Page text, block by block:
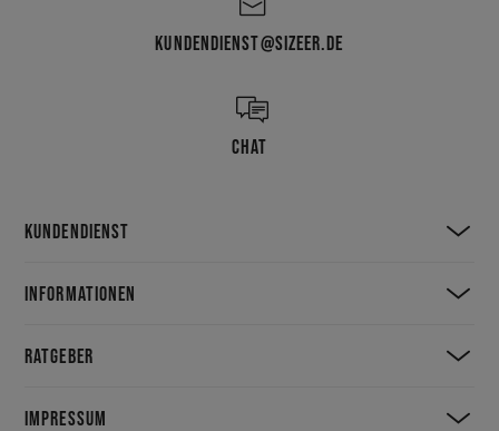
KUNDENDIENST@SIZEER.DE
CHAT
KUNDENDIENST
INFORMATIONEN
RATGEBER
IMPRESSUM